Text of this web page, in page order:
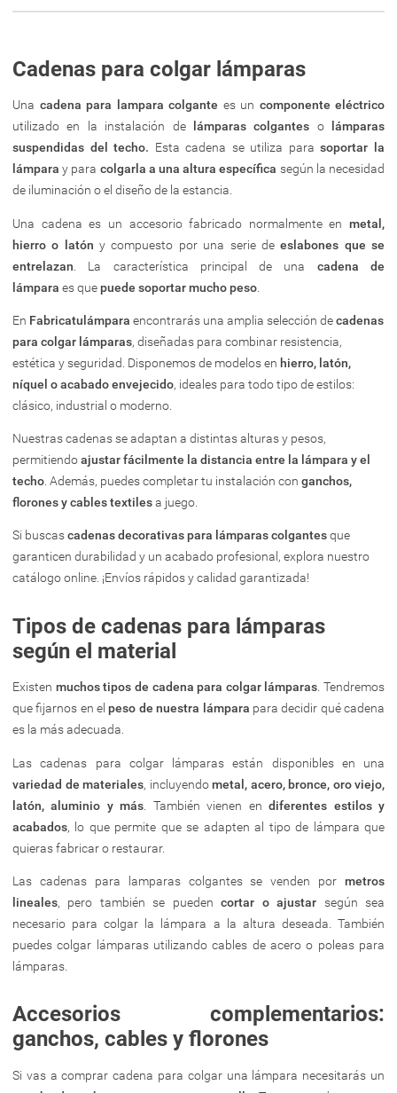
Cadenas para colgar lámparas
Una cadena para lampara colgante es un componente eléctrico
utilizado en la instalación de
lámparas colgantes o
lámparas
suspendidas del techo. Esta cadena se utiliza parasoportar la
lámpara y para colgarla a una altura específica según la necesidad
de iluminación o el diseño de la estancia.
Una cadena es un accesorio fabricado normalmente en metal,
hierro o latón y compuesto por una serie deeslabones que se
entrelazan . La característica principal de una cadena de
lámpara es quepuede soportar mucho peso
En Fabricatulámpara encontrarás una amplia selección decadenas
para colgar lámparas, diseñadas para combinar resistencia,
estética y seguridad. Disponemos de modelos en hierro, latón,
níquel o acabado envejecido, ideales para todo tipo de estilos:
clásico, industrial o moderno.
Nuestras cadenas se adaptan a distintas alturas y pesos,
permitiendoajustar fácilmente la distancia entre la lámpara y el
techo . Además, puedes completar tu instalación con ganchos,
florones y cables textilesa juego.
Si buscascadenas decorativas para lámparas colgantesque
garanticen durabilidad y un acabado profesional, explora nuestro
catálogo online. ¡Envíos rápidos y calidad garantizada!
Tipos de cadenas para lámparas
según el material
Existen muchos tipos de cadena para colgar lámparas. Tendremos
que fijarnos en elpeso de nuestra lámpara para decidir qué cadena
es la más adecuada.
Las cadenas para colgar lámparas están disponibles en una
variedad de materiales, incluyendometal, acero, bronce, oro viejo,
latón, aluminio y más . También vienen en diferentes estilos y
acabados, lo que permite que se adapten al tipo de lámpara que
quieras fabricar o restaurar.
Las cadenas para lamparas colgantes se venden por metros
lineales, pero también se puedencortar o ajustar según sea
necesario para colgar la lámpara a la altura deseada. También
puedes colgar lámparas utilizando cables de acero o poleas para
lámparas.
Accesorios complementarios:
ganchos, cables y florones
Si vas a comprar cadena para colgar una lámpara necesitarás un